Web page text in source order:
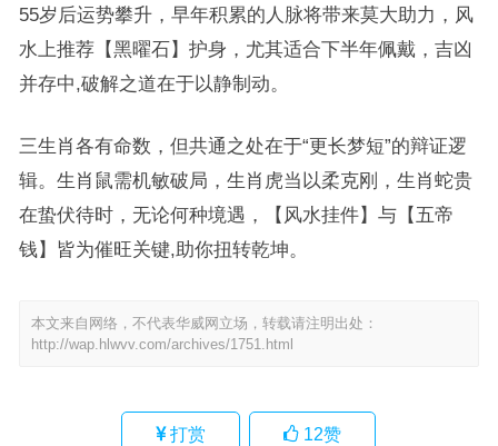
55岁后运势攀升，早年积累的人脉将带来莫大助力，风
水上推荐【黑曜石】护身，尤其适合下半年佩戴，吉凶
并存中,破解之道在于以静制动。
三生肖各有命数，但共通之处在于“更长梦短”的辩证逻
辑。生肖鼠需机敏破局，生肖虎当以柔克刚，生肖蛇贵
在蛰伏待时，无论何种境遇，【风水挂件】与【五帝
钱】皆为催旺关键,助你扭转乾坤。
本文来自网络，不代表华威网立场，转载请注明出处：
http://wap.hlwvv.com/archives/1751.html
打赏 12赞